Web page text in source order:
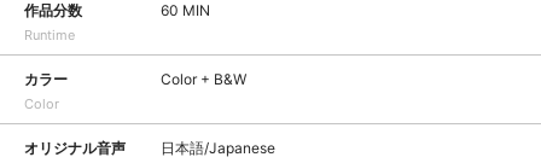
作品分数
Runtime
60 MIN
カラー
Color
Color + B&W
オリジナル音声 日本語/Japanese